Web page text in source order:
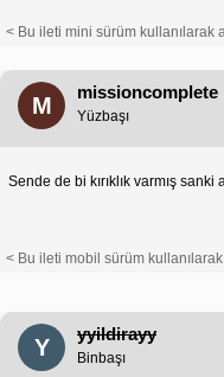
< Bu ileti mini sürüm kullanılarak
M
missioncomplete
Yüzbaşı
Sende de bi kırıklık varmış sanki
< Bu ileti mobil sürüm kullanılarak
Y
yyildirayy
Binbaşı